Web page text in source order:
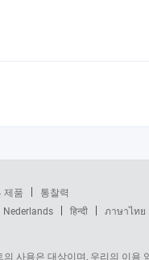
제품
통찰력
Nederlands हिन्दी ภาษาไทย
사용은 대상이며, 우리의 이용